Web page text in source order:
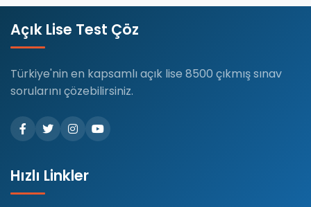
Açık Lise Test Çöz
Türkiye'nin en kapsamlı açık lise 8500 çıkmış sınav
sorularını çözebilirsiniz.
Hızlı Linkler